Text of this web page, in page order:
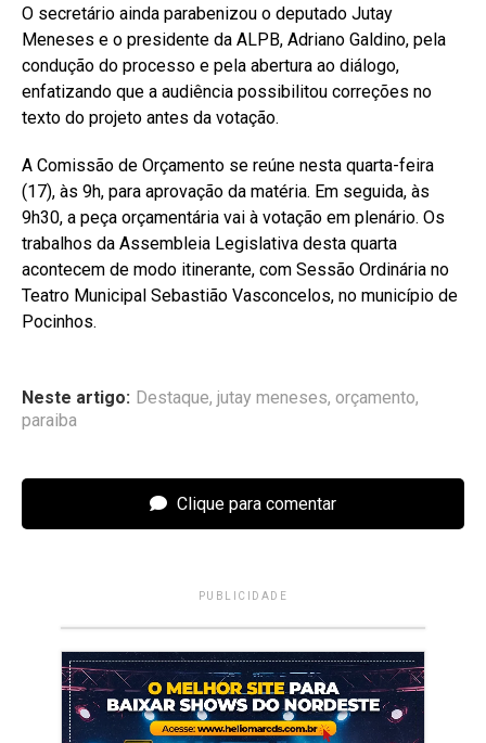
O secretário ainda parabenizou o deputado Jutay
Meneses e o presidente da ALPB, Adriano Galdino, pela
condução do processo e pela abertura ao diálogo,
enfatizando que a audiência possibilitou correções no
texto do projeto antes da votação.
A Comissão de Orçamento se reúne nesta quarta-feira
(17), às 9h, para aprovação da matéria. Em seguida, às
9h30, a peça orçamentária vai à votação em plenário. Os
trabalhos da Assembleia Legislativa desta quarta
acontecem de modo itinerante, com Sessão Ordinária no
Teatro Municipal Sebastião Vasconcelos, no município de
Pocinhos.
Neste artigo: Destaque, jutay meneses, orçamento,
paraiba
Clique para comentar
PUBLICIDADE